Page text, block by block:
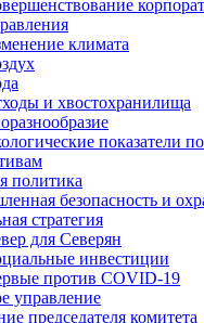
климата
и хвостохранилища
показатели
политика
безопасность и
стратегия
для Северян
инвестиции
против COVID‑19
управление
председателя комитета